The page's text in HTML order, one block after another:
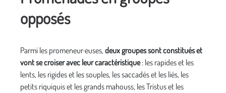
opposés
Parmi les promeneur·euses, deux groupes sont constitués et
vont se croiser avec leur caractéristique: les rapides et les
lents, les rigides et les souples, les saccadés et les liés, les
petits riquiquis et les grands mahouss, les Tristus et les